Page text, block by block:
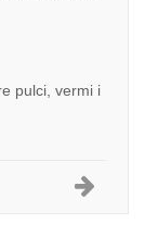
pulci, vermi i